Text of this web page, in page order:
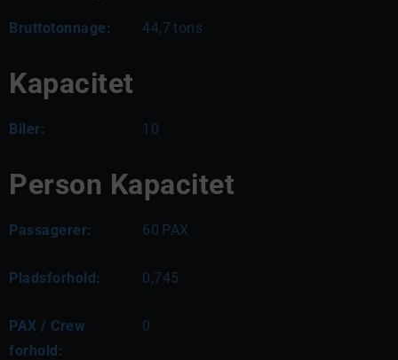
Bruttotonnage: 44,7 tons
Kapacitet
Biler: 10
Person Kapacitet
Passagerer: 60 PAX
Pladsforhold: 0,745
PAX / Crew
forhold:
0